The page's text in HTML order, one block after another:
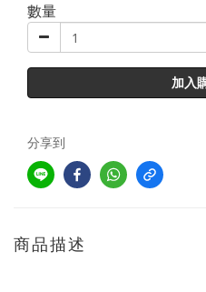
數量
加入
分享到
商品描述